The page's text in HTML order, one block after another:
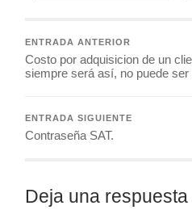
ENTRADA ANTERIOR
Costo por adquisicion de un
siempre será así, no puede ser
ENTRADA SIGUIENTE
Contraseña SAT.
Deja una respuesta